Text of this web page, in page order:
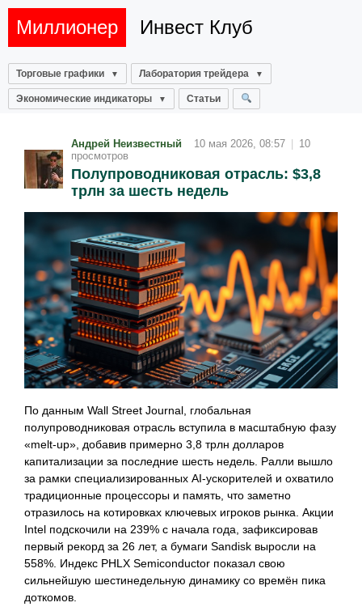
Миллионер Инвест Клуб
Торговые графики Лаборатория трейдера
Экономические индикаторы Статьи
Андрей Неизвестный 10 мая 2026, 08:57
10
просмотров
Полупроводниковая отрасль: $3,8
трлн за шесть недель
По данным Wall Street Journal, глобальная
полупроводниковая отрасль вступила в масштабную фазу
«melt-up», добавив примерно 3,8 трлн долларов
капитализации за последние шесть недель. Ралли вышло
за рамки специализированных AI-ускорителей и охватило
традиционные процессоры и память, что заметно
отразилось на котировках ключевых игроков рынка. Акции
Intel подскочили на 239% с начала года, зафиксировав
первый рекорд за 26 лет, а бумаги Sandisk выросли на
558%. Индекс PHLX Semiconductor показал свою
сильнейшую шестинедельную динамику со времён пика
доткомов.